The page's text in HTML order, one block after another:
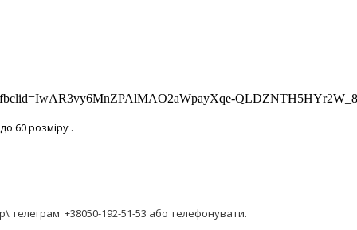
60 розміру .
телеграм +38050-192-51-53 або телефонувати.